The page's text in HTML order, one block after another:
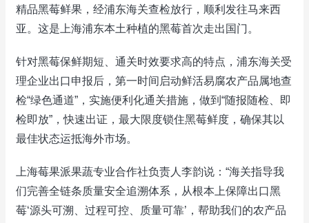
精品黑莓鲜果，经浦东海关查检放行，顺利发往马来西
亚。这是上海浦东本土种植的黑莓首次走出国门。
针对黑莓保鲜期短、通关时效要求高的特点，浦东海关受
理企业出口申报后，第一时间启动鲜活易腐农产品属地查
检“绿色通道”，实施便利化通关措施，做到“随报随检、即
检即放”，快速出证，最大限度锁住黑莓鲜度，确保其以
最佳状态运抵海外市场。
上海莓果派果蔬专业合作社负责人李韵说：“海关指导我
们完善全链条质量安全追溯体系，从根本上保障出口黑
莓‘源头可溯、过程可控、质量可靠’，帮助我们的农产品